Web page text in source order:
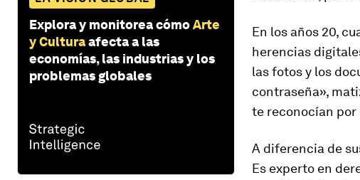
Explora y monitorea cómoArte
y Culturaafecta a las
economías, las industrias y los
problemas globales
En los años 20,
herencias
las fotos y los
contraseña»,
te reconocían por
A diferencia de
Es experto en